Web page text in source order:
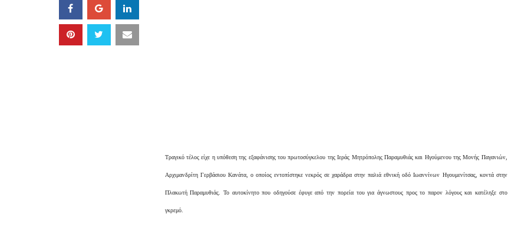
Τραγικό τέλος είχε η υπόθεση της εξαφάνισης του πρωτοσύγκελου της Ιεράς Μητρόπολης Παραμυθιάς και Ηγούμενου της Μονής Παγανιών,
Αρχιμανδρίτη Γερβάσιου Κανάτα, ο οποίος εντοπίστηκε νεκρός σε χαράδρα στην παλιά εθνική οδό Ιωαννίνων Ηγουμενίτσας, κοντά στην
Πλακωτή Παραμυθιάς. Το αυτοκίνητο που οδηγούσε έφυγε από την πορεία του για άγνωστους προς το παρον λόγους και κατέληξε στο
γκρεμό.